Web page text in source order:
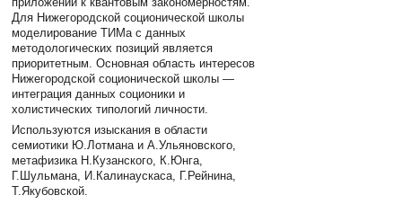
Для Нижегородской соционической школы
моделирование ТИМа с данных
методологических позиций является
приоритетным. Основная область интересов
Нижегородской соционической школы —
интеграция данных соционики и
холистических типологий личности.
Используются изыскания в области
семиотики Ю.Лотмана и А.Ульяновского,
метафизика Н.Кузанского, К.Юнга,
Г.Шульмана, И.Калинаускаса, Г.Рейнина,
Т.Якубовской.